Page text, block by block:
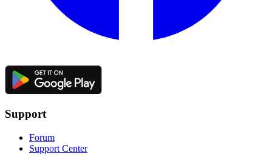
Support
Forum
Support Center